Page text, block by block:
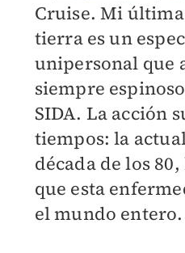
Cruise. Mi
tierra es un
unipersonal que
siempre
SIDA. La acción
tiempos: la
década de los
que esta
el mundo entero.